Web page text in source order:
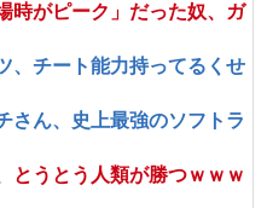
時がピーク」だった奴、ガ
、チート能力持ってるくせ
さん、史上最強のソフトラ
とうとう人類が勝つｗｗｗ